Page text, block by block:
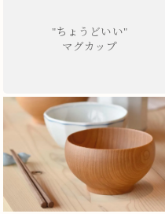
"ちょうどいい"
マグカップ